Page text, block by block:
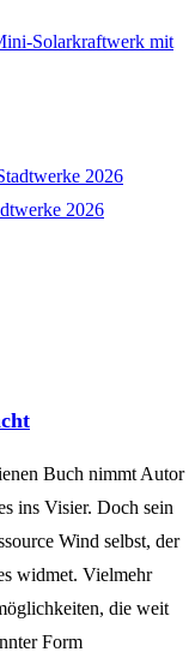
Solarkraftwerk mit
2026
Buch nimmt Autor
ins Visier. Doch sein
Wind selbst, der
widmet. Vielmehr
die weit
Form